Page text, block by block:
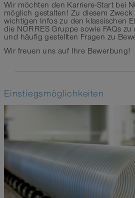
Wir möchten den Karriere-Start bei
möglich gestalten! Zu diesem
wichtigen Infos zu den klassischen
die NORRES Gruppe sowie FAQs
und häufig gestellten Fragen zu
Wir freuen uns auf Ihre Bewerbung!
Einstiegsmöglichkeiten